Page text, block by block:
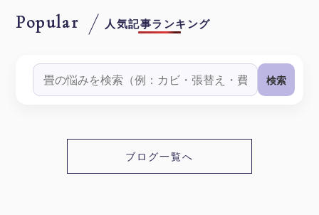
Popular 人気記事ランキング
検索
ブログ一覧へ